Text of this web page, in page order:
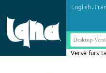
English.
Desktop-
Verse fürs